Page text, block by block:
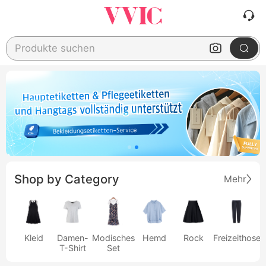
Produkte suchen
Shop by Category Mehr
Kleid
Damen-
T-Shirt
Modisches
Set
Hemd Rock Freizeithose